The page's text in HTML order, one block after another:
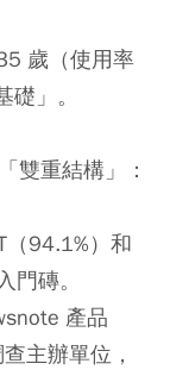
歲（使用率
」。
雙重結構」：
（94.1%）和
磚。
產品
主辦單位，